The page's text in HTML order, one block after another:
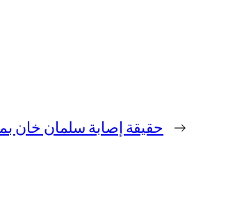
← حقيقة إصابة سلمان خان